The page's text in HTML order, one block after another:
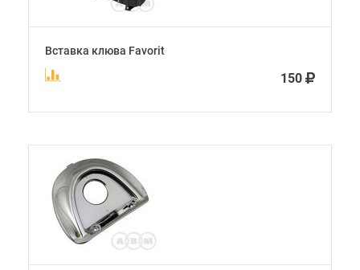
Вставка клюва Favorit
150